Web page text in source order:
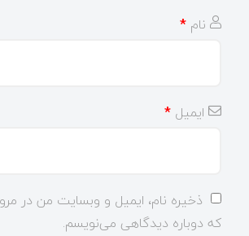
نام *
ایمیل *
ذخیره نام، ایمیل و وبسایت من در
که دوباره دیدگاهی می‌نویسم.